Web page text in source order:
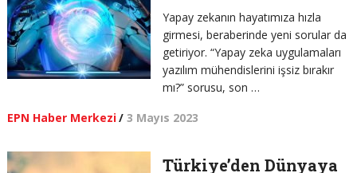
Yapay zekanın hayatımıza hızla
girmesi, beraberinde yeni sorular da
getiriyor. “Yapay zeka uygulamaları
yazılım mühendislerini işsiz bırakır
mı?” sorusu, son …
EPN Haber Merkezi/ 3 Mayıs 2023
Türkiye’den Dünyaya